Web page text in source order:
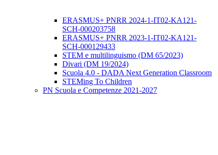
ERASMUS+ PNRR 2024-1-IT02-KA121-
SCH-000203758
ERASMUS+ PNRR 2023-1-IT02-KA121-
SCH-000129433
STEM e multilinguismo (DM 65/2023)
Divari (DM 19/2024)
Scuola 4.0 - DADA Next Generation Classroom
STEMing To Children
PN Scuola e Competenze 2021-2027